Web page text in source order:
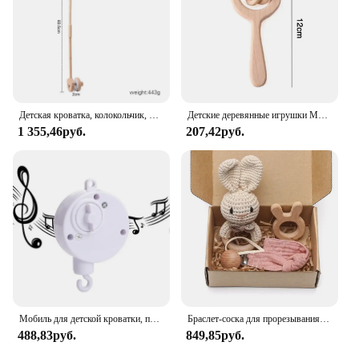
1 355,46руб.
Детские деревянные игрушки Монтессори, музыкальная погремушка, колокольчики, прорезыватели из бука, деревянные кольца, звездная погремушка, пустышка, игрушки-прорезыватели, жевательные детские игрушки
207,42руб.
488,83руб.
Браслет-соска для прорезывания зубов, деревянная погремушка, 1 комплект, зажимы для пустышки
849,85руб.